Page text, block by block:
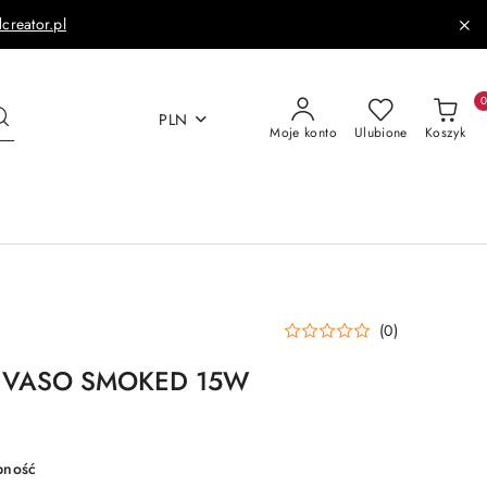
PLN
Moje konto Ulubione Koszyk
0
(0)
SMOKED 15W